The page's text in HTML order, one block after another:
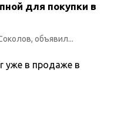
для покупки в
объявил...